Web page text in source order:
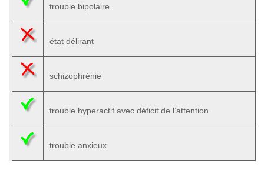
trouble bipolaire
état délirant
schizophrénie
trouble hyperactif avec déficit de l’attention
trouble anxieux